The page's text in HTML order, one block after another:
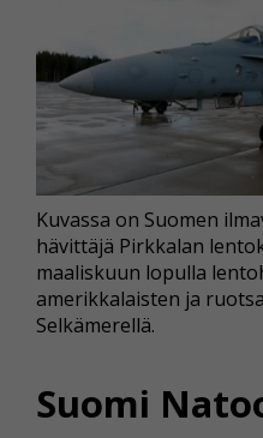
Suomi
Kuvassa on Suomen
hävittäjä Pirkkalan
maaliskuun lopulla
amerikkalaisten ja
Selkämerellä.